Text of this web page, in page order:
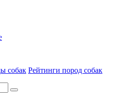
собак Рейтинги пород собак